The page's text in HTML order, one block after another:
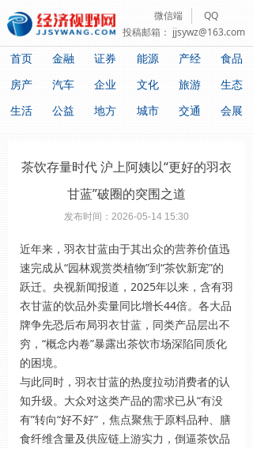
首页 金融 证券 能源 产经 食品
微信端
QQ
投稿邮箱： jjsywz@163.com
房产 汽车 企业 文化 旅游
生态
生活
公益 地方 城市 交通 会展
茶饮存量时代 沪上阿姨以“更好的羽衣
甘蓝”破圈的突围之道
近年来，羽衣甘蓝由于其出众的营养价值迅
速完成从“园林观赏类植物”到“茶饮新宠”的
跃迁。央视新闻报道，2025年以来，含有羽
衣甘蓝的饮品外卖量同比增长44倍。各大品
牌争先恐后布局羽衣甘蓝，同类产品层出不
穷，“概念内卷”暴露出茶饮市场深陷同质化
的困境。
与此同时，羽衣甘蓝的热度拉动消费者的认
知升级。大众对这类产品的需求已从“有没
有”转向“好不好”，焦点聚焦于原料品种、膳
食纤维含量及供应链上游实力，倒逼茶饮品
发布时间： 2026-05-14 15:30